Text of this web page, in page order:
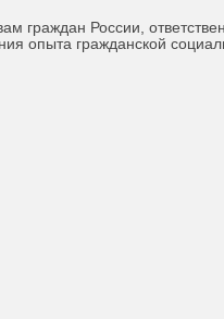
граждан России,
опыта гражданской